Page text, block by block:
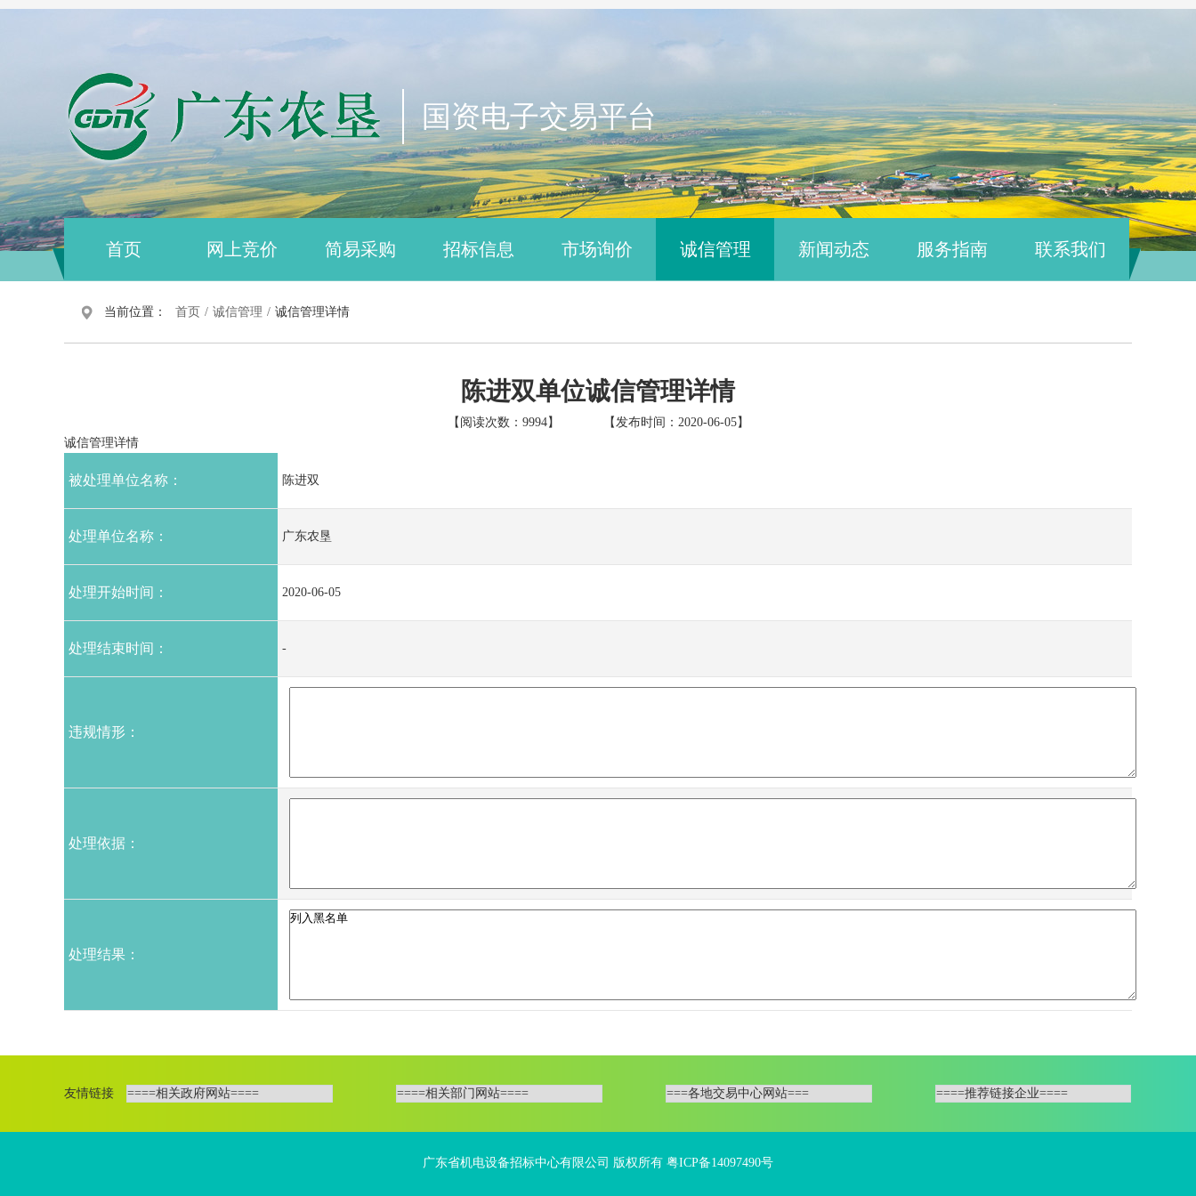
国资电子交易平台
首页 网上竞价 简易采购 招标信息 市场询价 诚信管理 新闻动态 服务指南 联系我们
当前位置： 首页 / 诚信管理 / 诚信管理详情
陈进双单位诚信管理详情
【阅读次数：9994】
【发布时间：2020-06-05】
诚信管理详情
被处理单位名称： 陈进双
处理单位名称： 广东农垦
处理开始时间： 2020-06-05
处理结束时间： -
违规情形：
处理依据：
处理结果：
友情链接
广东省机电设备招标中心有限公司 版权所有 粤ICP备14097490号